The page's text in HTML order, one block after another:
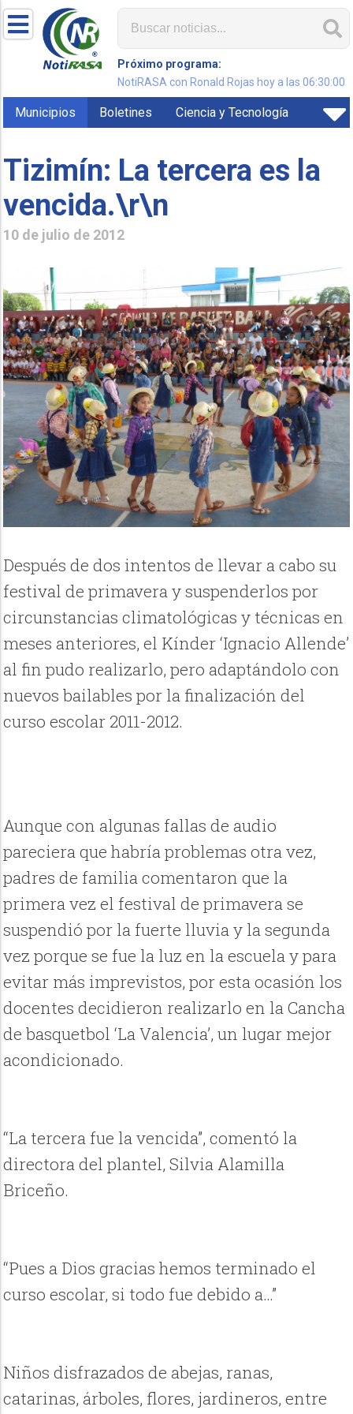
Próximo programa:
NotiRASA con Ronald Rojas hoy a las 06:30:00
Municipios Boletines Ciencia y Tecnología
Tizimín: La tercera es la
vencida.\r\n
10 de julio de 2012
Después de dos intentos de llevar a cabo su
festival de primavera y suspenderlos por
circunstancias climatológicas y técnicas en
meses anteriores, el Kínder ‘Ignacio Allende’
al fin pudo realizarlo, pero adaptándolo con
nuevos bailables por la finalización del
curso escolar 2011-2012.
Aunque con algunas fallas de audio
pareciera que habría problemas otra vez,
padres de familia comentaron que la
primera vez el festival de primavera se
suspendió por la fuerte lluvia y la segunda
vez porque se fue la luz en la escuela y para
evitar más imprevistos, por esta ocasión los
docentes decidieron realizarlo en la Cancha
de basquetbol ‘La Valencia’, un lugar mejor
acondicionado.
“La tercera fue la vencida”, comentó la
directora del plantel, Silvia Alamilla
Briceño.
“Pues a Dios gracias hemos terminado el
curso escolar, si todo fue debido a…”
Niños disfrazados de abejas, ranas,
catarinas, árboles, flores, jardineros, entre